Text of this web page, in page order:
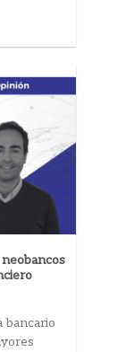
bancario